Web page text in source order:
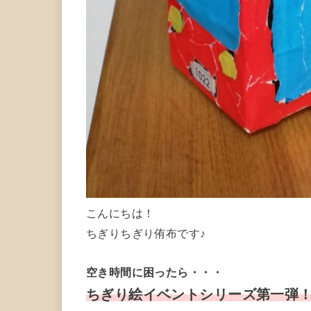
こんにちは！
ちぎりちぎり侑布です♪
空き時間に困ったら・・・
ちぎり絵イベントシリーズ第一弾